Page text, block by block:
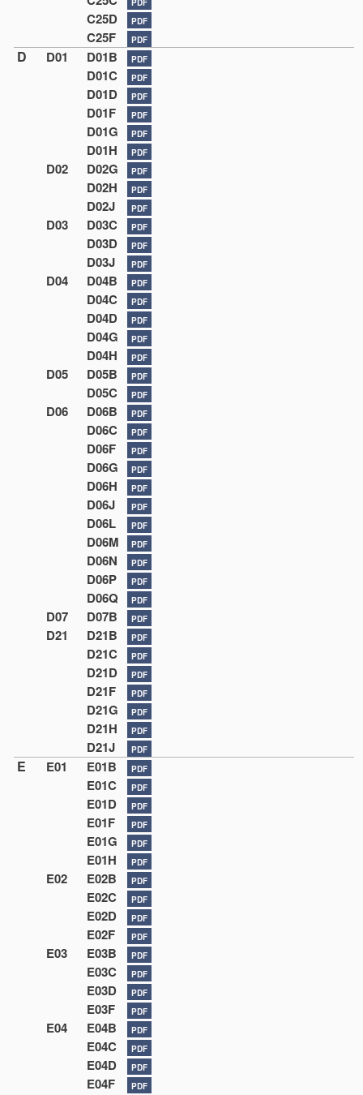
PDF
C25D PDF
C25F PDF
D D01 D01B PDF
D01C PDF
D01D PDF
D01F PDF
D01G PDF
D01H PDF
D02 D02G PDF
D02H PDF
D02J PDF
D03 D03C PDF
D03D PDF
D03J PDF
D04 D04B PDF
D04C PDF
D04D PDF
D04G PDF
D04H PDF
D05 D05B PDF
D05C PDF
D06 D06B PDF
D06C PDF
D06F PDF
D06G PDF
D06H PDF
D06J PDF
D06L PDF
D06M PDF
D06N PDF
D06P PDF
D06Q PDF
D07 D07B PDF
D21 D21B PDF
D21C PDF
D21D PDF
D21F PDF
D21G PDF
D21H PDF
D21J PDF
E E01 E01B PDF
E01C PDF
E01D PDF
E01F PDF
E01G PDF
E01H PDF
E02 E02B PDF
E02C PDF
E02D PDF
E02F PDF
E03 E03B PDF
E03C PDF
E03D PDF
E03F PDF
E04 E04B PDF
E04C PDF
E04D PDF
E04F PDF